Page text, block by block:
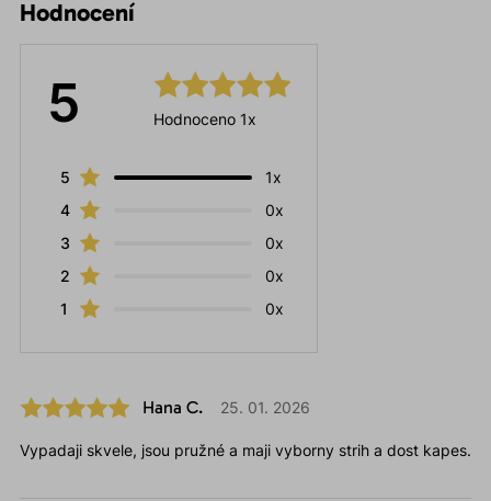
Hodnocení
5 Hodnoceno 1x
5
1x
4
0x
3
0x
2
0x
1
0x
Hana C. 25. 01. 2026
Vypadaji skvele, jsou pružné a maji vyborny strih a dost kapes.